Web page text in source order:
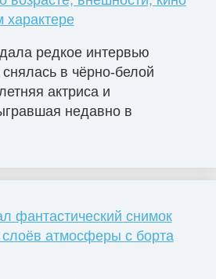
характере
редкое интервью
в чёрно-белой
актриса и
недавно в
фантастический снимок
атмосферы с борта